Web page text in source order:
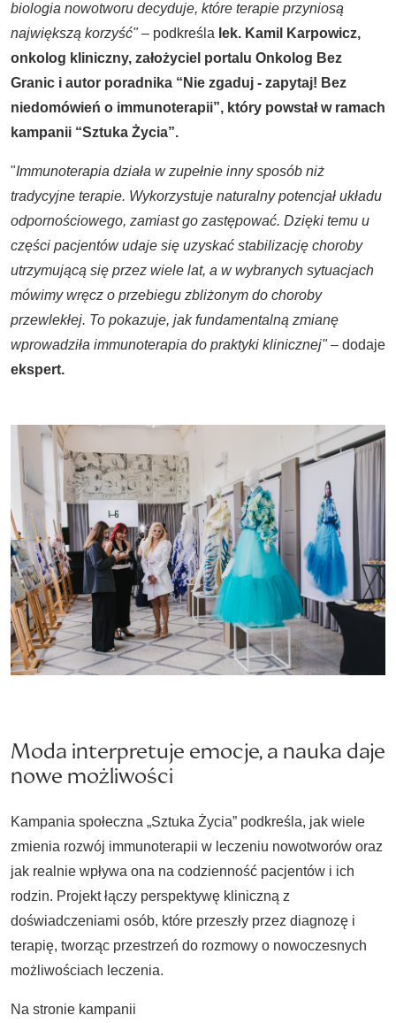
biologia nowotworu decyduje, które terapie przyniosą
największą korzyść" – podkreśla lek. Kamil Karpowicz,
onkolog kliniczny, założyciel portalu Onkolog Bez
Granic i autor poradnika “Nie zgaduj - zapytaj! Bez
niedomówień o immunoterapii”, który powstał w ramach
kampanii “Sztuka Życia”.
"Immunoterapia działa w zupełnie inny sposób niż
tradycyjne terapie. Wykorzystuje naturalny potencjał układu
odpornościowego, zamiast go zastępować. Dzięki temu u
części pacjentów udaje się uzyskać stabilizację choroby
utrzymującą się przez wiele lat, a w wybranych sytuacjach
mówimy wręcz o przebiegu zbliżonym do choroby
przewlekłej. To pokazuje, jak fundamentalną zmianę
wprowadziła immunoterapia do praktyki klinicznej" – dodaje
ekspert.
Moda interpretuje emocje, a nauka daje
nowe możliwości
Kampania społeczna „Sztuka Życia” podkreśla, jak wiele
zmienia rozwój immunoterapii w leczeniu nowotworów oraz
jak realnie wpływa ona na codzienność pacjentów i ich
rodzin. Projekt łączy perspektywę kliniczną z
doświadczeniami osób, które przeszły przez diagnozę i
terapię, tworząc przestrzeń do rozmowy o nowoczesnych
możliwościach leczenia.
Na stronie kampanii